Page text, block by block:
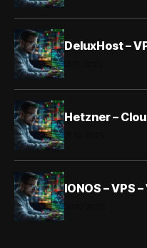
DeluxHost –
Hetzner –
IONOS – VPS